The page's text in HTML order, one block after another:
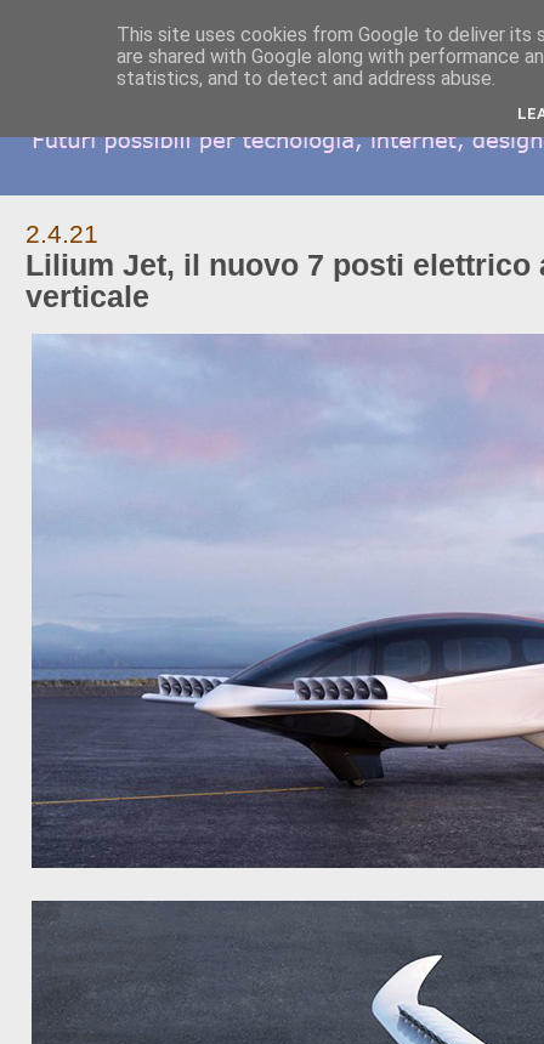
2.4.21
Lilium Jet, il nuovo 7 posti elettrico
verticale
This site uses cookies from Google to deliver its
are shared with Google along with performance
statistics, and to detect and address abuse.